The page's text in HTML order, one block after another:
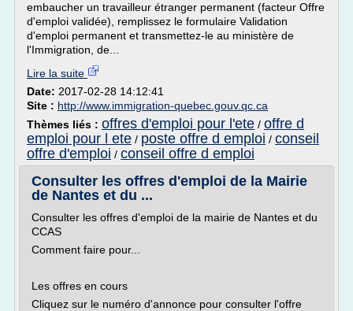
embaucher un travailleur étranger permanent (facteur Offre
d'emploi validée), remplissez le formulaire Validation
d'emploi permanent et transmettez-le au ministère de
l'Immigration, de...
Lire la suite
Date: 2017-02-28 14:12:41
Site : http://www.immigration-quebec.gouv.qc.ca
Thèmes liés : offres d'emploi pour l'ete / offre d
emploi pour l ete / poste offre d emploi / conseil
offre d'emploi / conseil offre d emploi
Consulter les offres d'emploi de la Mairie
de Nantes et du ...
Consulter les offres d'emploi de la mairie de Nantes et du
CCAS
Comment faire pour...
Les offres en cours
Cliquez sur le numéro d'annonce pour consulter l'offre